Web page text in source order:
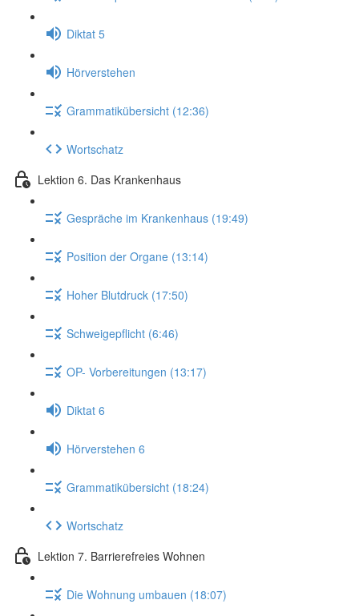
Diktat 5
Hörverstehen
Grammatikübersicht (12:36)
Wortschatz
Lektion 6. Das Krankenhaus
Gespräche im Krankenhaus (19:49)
Position der Organe (13:14)
Hoher Blutdruck (17:50)
Schweigepflicht (6:46)
OP- Vorbereitungen (13:17)
Diktat 6
Hörverstehen 6
Grammatikübersicht (18:24)
Wortschatz
Lektion 7. Barrierefreies Wohnen
Die Wohnung umbauen (18:07)